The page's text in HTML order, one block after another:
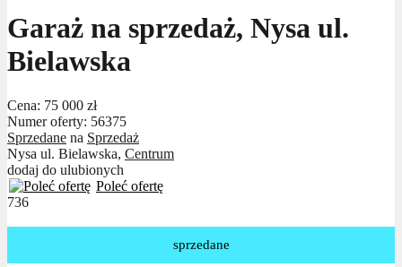
Garaż na sprzedaż, Nysa ul.
Bielawska
Cena: 75 000 zł
Numer oferty: 56375
Sprzedane na Sprzedaż
Nysa ul. Bielawska, Centrum
dodaj do ulubionych
Poleć ofertę
736
sprzedane